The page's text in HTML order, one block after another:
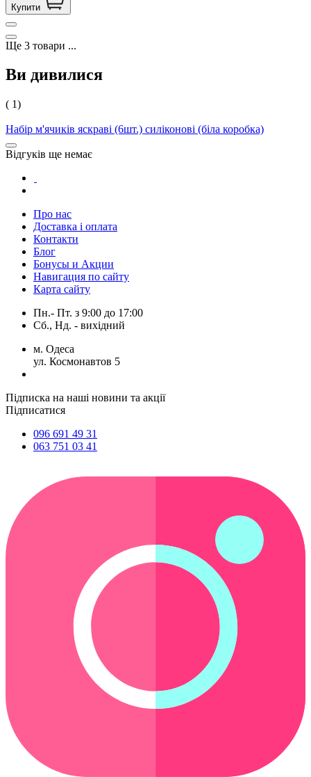
Купити
Ще 3 товари ...
Ви дивилися
( 1)
Набір м'ячиків яскраві (6шт.) силіконові (біла коробка)
Відгуків ще немає
Про нас
Доставка і оплата
Контакти
Блог
Бонусы и Акции
Навигация по сайту
Карта сайту
Пн.- Пт. з 9:00 до 17:00
Сб., Нд. - вихідний
м. Одеса
ул. Космонавтов 5
Підписка на наші новини та акції
Підписатися
096 691 49 31
063 751 03 41